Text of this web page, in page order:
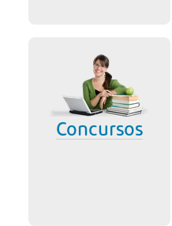
Concursos